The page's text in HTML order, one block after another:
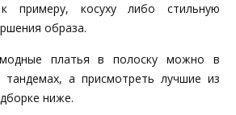
примеру, косуху либо стильную
образа.
платья в полоску можно в
тандемах, а присмотреть лучшие из
ниже.